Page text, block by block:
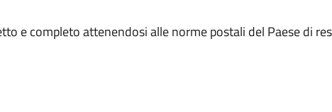
e completo attenendosi alle norme postali del Paese di